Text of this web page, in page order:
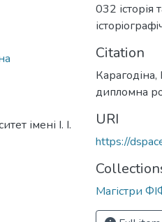
імені І. І.
032 історія
Citation
дипломна
URI
https://
Магістри